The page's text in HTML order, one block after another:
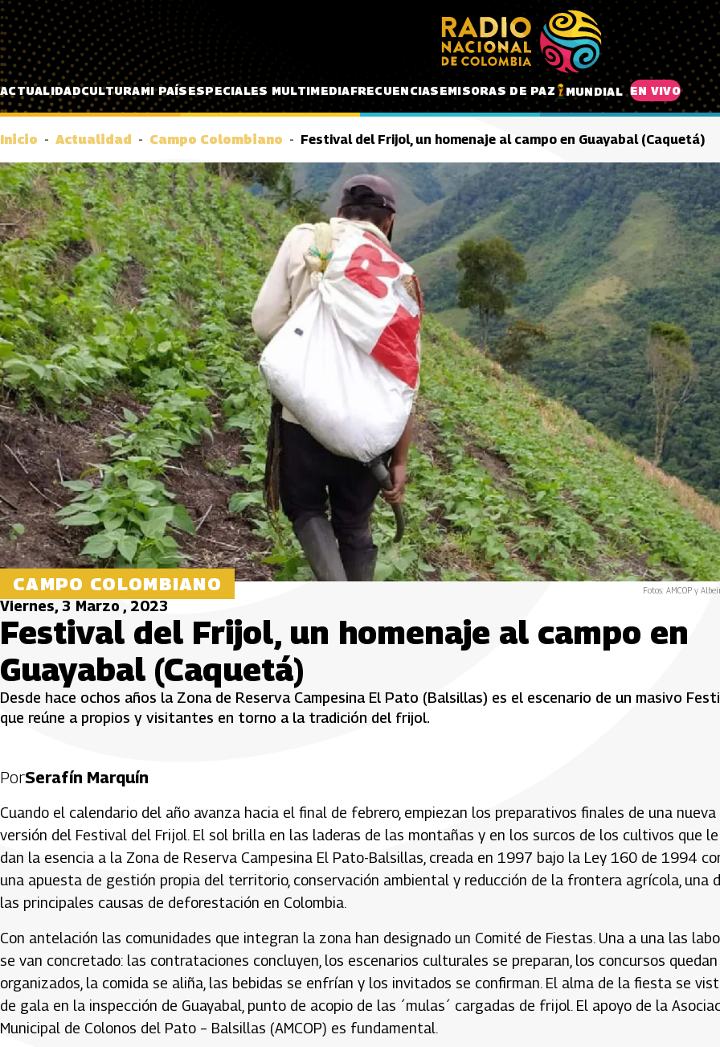
Pasar al contenido principal
ACTUALIDADCULTURAMI PAÍSESPECIALES MULTIMEDIAFRECUENCIASEMISORAS DE PAZ MUNDIAL EN VIVO
Inicio Actualidad Campo Colombiano Festival del Frijol, un homenaje al campo en Guayabal (Caquetá)
CAMPO COLOMBIANO Fotos: AMCOP y
Viernes, 3 Marzo , 2023
Festival del Frijol, un homenaje al campo en
Guayabal (Caquetá)
Desde hace ochos años la Zona de Reserva Campesina El Pato (Balsillas) es el escenario de un masivo
que reúne a propios y visitantes en torno a la tradición del frijol.
PorSerafín Marquín
Cuando el calendario del año avanza hacia el final de febrero, empiezan los preparativos finales de una nueva
versión del Festival del Frijol. El sol brilla en las laderas de las montañas y en los surcos de los cultivos que le
dan la esencia a la Zona de Reserva Campesina El Pato-Balsillas, creada en 1997 bajo la Ley 160 de 1994
una apuesta de gestión propia del territorio, conservación ambiental y reducción de la frontera agrícola, una
las principales causas de deforestación en Colombia.
Con antelación las comunidades que integran la zona han designado un Comité de Fiestas. Una a una las
se van concretado: las contrataciones concluyen, los escenarios culturales se preparan, los concursos quedan
organizados, la comida se aliña, las bebidas se enfrían y los invitados se confirman. El alma de la fiesta se
de gala en la inspección de Guayabal, punto de acopio de las ´mulas´ cargadas de frijol. El apoyo de la
Municipal de Colonos del Pato – Balsillas (AMCOP) es fundamental.